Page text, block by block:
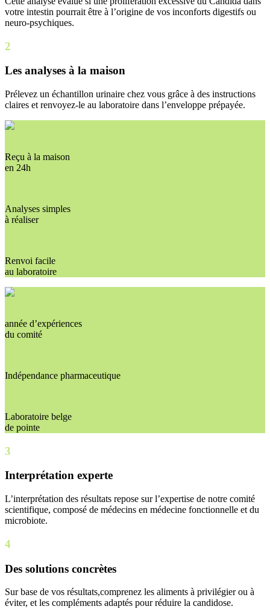
votre intestin pourrait être à l’origine de vos inconforts digestifs ou
neuro-psychiques.
2
Les analyses à la maison
Prélevez un échantillon urinaire chez vous grâce à des instructions
claires et renvoyez-le au laboratoire dans l’enveloppe prépayée.
Reçu à la maison
en 24h
Analyses simples
à réaliser
Renvoi facile
au laboratoire
année d’expériences
du comité
Indépendance pharmaceutique
Laboratoire belge
de pointe
3
Interprétation experte
L’interprétation des résultats repose sur l’expertise de notre comité
scientifique, composé de médecins en médecine fonctionnelle et du
microbiote.
4
Des solutions concrètes
Sur base de vos résultats,comprenez les aliments à privilégier ou à
éviter, et les compléments adaptés pour réduire la candidose.